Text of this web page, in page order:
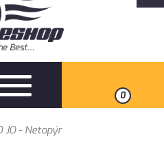
0
JO - Netopýr